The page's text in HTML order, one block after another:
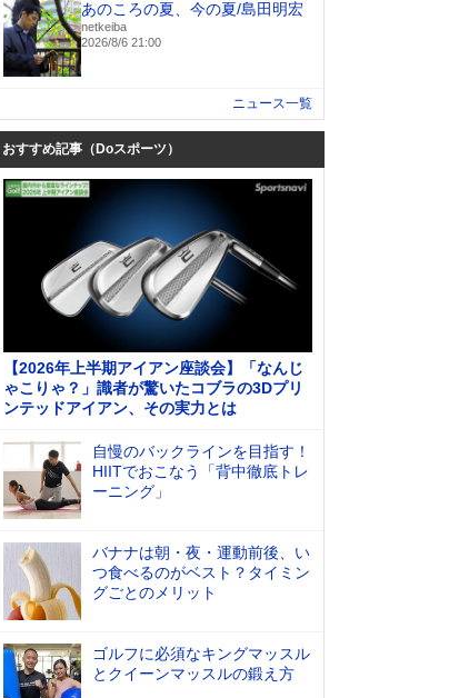
あのころの夏、今の夏/島田明宏
netkeiba
2026/8/6 21:00
ニュース一覧
おすすめ記事（Doスポーツ）
【2026年上半期アイアン座談会】「なんじ
ゃこりゃ？」識者が驚いたコブラの3Dプリ
ンテッドアイアン、その実力とは
自慢のバックラインを目指す！
HIITでおこなう「背中徹底トレ
ーニング」
バナナは朝・夜・運動前後、い
つ食べるのがベスト？タイミン
グごとのメリット
ゴルフに必須なキングマッスル
とクイーンマッスルの鍛え方